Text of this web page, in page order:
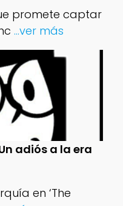
promete captar
...ver más
adiós a la era
en ‘The